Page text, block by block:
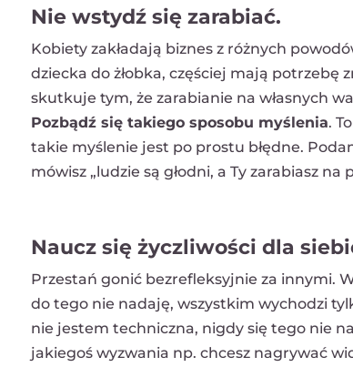
Nie wstydź się zarabiać.
Kobiety zakładają biznes z różnych
dziecka do żłobka, częściej mają potrzebę
skutkuje tym, że zarabianie na własnych
Pozbądź się takiego sposobu myślenia.
takie myślenie jest po prostu błędne.
mówisz „ludzie są głodni, a Ty zarabiasz
Naucz się życzliwości dla
Przestań gonić bezrefleksyjnie za innymi.
do tego nie nadaję, wszystkim wychodzi
nie jestem techniczna, nigdy się tego nie
jakiegoś wyzwania np. chcesz nagrywać